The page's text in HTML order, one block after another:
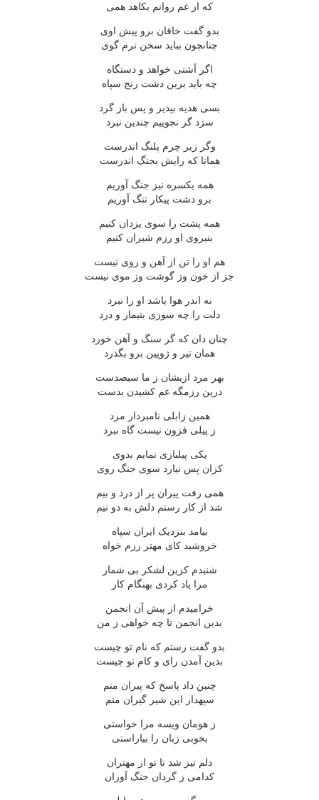
که از غم روانم بکاهد همی
بدو گفت خاقان برو پیش اوی
چنانچون بباید سخن نرم گوی
اگر آشتی خواهد و دستگاه
چه باید برین دشت رنج سپاه
بسی هدیه بپذیر و پس باز گرد
سزد گر نجوییم چندین نبرد
وگر زیر چرم پلنگ اندرست
همانا که رایش بجنگ اندرست
همه یکسره نیز جنگ آوریم
برو دشت پیکار تنگ آوریم
همه پشت را سوی یزدان کنیم
بنیروی او رزم شیران کنیم
هم او را تن از آهن و روی نیست
جز از خون وز گوشت وز موی نیست
نه اندر هوا باشد او را نبرد
دلت را چه سوزی بتیمار و درد
چنان دان که گر سنگ و آهن خورد
همان تیر و ژوپین برو بگذرد
بهر مرد ازیشان ز ما سیصدست
درین رزمگه غم کشیدن بدست
همین زابلی نامبردار مرد
ز پیلی فزون نیست گاه نبرد
یکی پیلبازی نمایم بدوی
کزان پس نیارد سوی جنگ روی
همی رفت پیران پر از درد و بیم
شد از کار رستم دلش به دو نیم
بیامد بنزدیک ایران سپاه
خروشید کای مهتر رزم خواه
شنیدم کزین لشکر بی شمار
مرا یاد کردی بهنگام کار
خرامیدم از پیش آن انجمن
بدین انجمن تا چه خواهی ز من
بدو گفت رستم که نام تو چیست
بدین آمدن رای و کام تو چیست
چنین داد پاسخ که پیران منم
سپهدار این شیر گیران منم
ز هومان ویسه مرا خواستی
بخوبی زبان را بیاراستی
دلم تیز شد تا تو از مهتران
کدامی ز گردان جنگ آوران